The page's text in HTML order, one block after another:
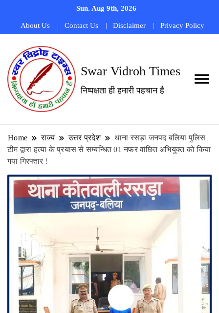
Sun. Aug 9th, 2026
About Us Contact Us Disclaimer Privacy Policy
Swar Vidroh Times
निष्पक्षता ही हमारी पहचान है
Home राज्य उत्तर प्रदेश
थाना रसड़ा जनपद बलिया पुलिस
टीम द्वारा हत्या के प्रयास से सम्बन्धित 01 नफर वांछित अभियुक्त को किया
गया गिरफ्तार !